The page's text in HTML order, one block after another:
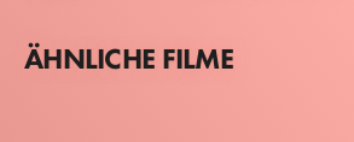
ÄHNLICHE FILME